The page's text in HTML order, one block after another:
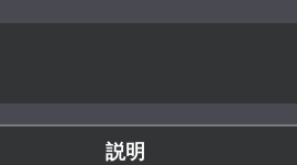
説明